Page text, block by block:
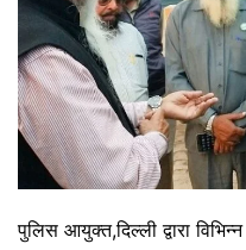
पुलिस आयुक्त,दिल्ली द्वारा